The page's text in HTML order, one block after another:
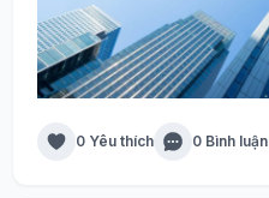
0 Yêu thích 0 Bình luận